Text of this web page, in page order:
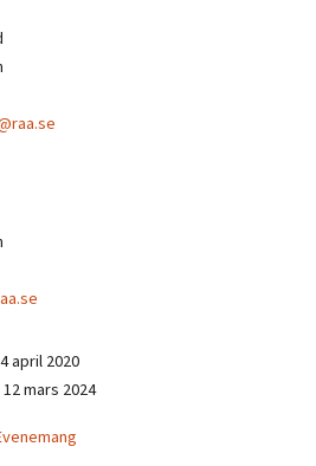
april 2020
12 mars 2024